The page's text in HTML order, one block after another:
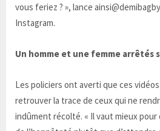
vous feriez ? », lance
Instagram.
Un homme et une femme arrêtés
Les policiers ont averti que ces
retrouver la trace de ceux qui ne
indûment récolté. « Il vaut mieux pour